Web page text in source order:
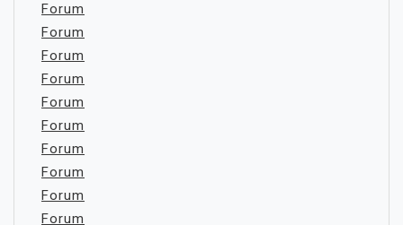
Forum
Forum
Forum
Forum
Forum
Forum
Forum
Forum
Forum
Forum